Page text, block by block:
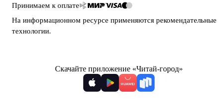
Принимаем к оплате
На информационном ресурсе применяются рекомендательные
технологии.
Скачайте приложение «Читай-город»